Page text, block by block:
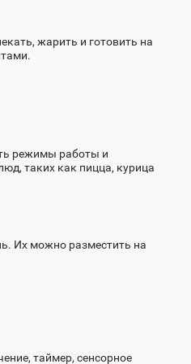
жарить и готовить на
режимы работы и
таких как пицца, курица
Их можно разместить на
таймер, сенсорное